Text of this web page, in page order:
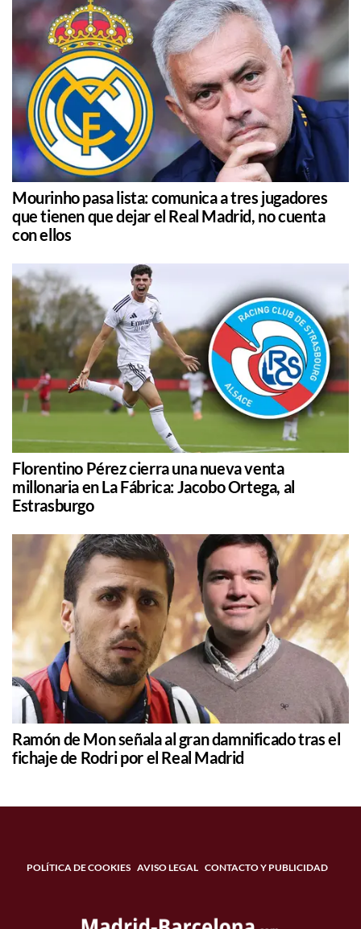
Mourinho pasa lista: comunica a tres jugadores
que tienen que dejar el Real Madrid, no cuenta
con ellos
Florentino Pérez cierra una nueva venta
millonaria en La Fábrica: Jacobo Ortega, al
Estrasburgo
Ramón de Mon señala al gran damnificado tras el
fichaje de Rodri por el Real Madrid
POLÍTICA DE COOKIES AVISO LEGAL CONTACTO Y PUBLICIDAD